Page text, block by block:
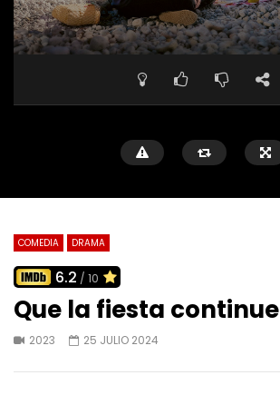
COMEDIA DRAMA
6.2 / 10
Que la fiesta continue
2023 25 JULIO 2024